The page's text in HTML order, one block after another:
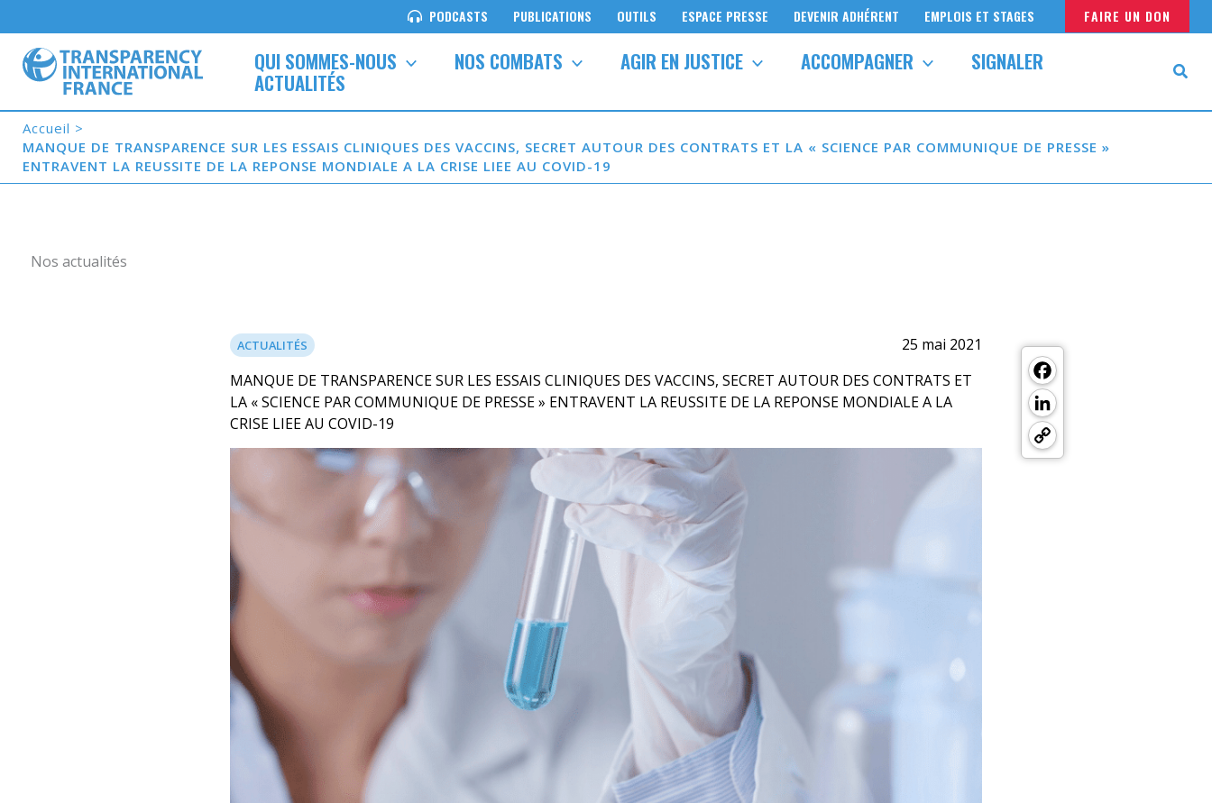
au
contenu
PODCASTS PUBLICATIONS OUTILS ESPACE PRESSE DEVENIR ADHÉRENT EMPLOIS ET STAGES FAIRE UN DON
QUI SOMMES-NOUS NOS COMBATS AGIR EN JUSTICE ACCOMPAGNER SIGNALER
ACTUALITÉS
Accueil
MANQUE DE TRANSPARENCE SUR LES ESSAIS CLINIQUES DES VACCINS, SECRET AUTOUR DES CONTRATS ET LA « SCIENCE PAR COMMUNIQUE DE PRESSE »
ENTRAVENT LA REUSSITE DE LA REPONSE MONDIALE A LA CRISE LIEE AU COVID-19
Nos actualités
ACTUALITÉS
25 mai 2021
MANQUE DE TRANSPARENCE SUR LES ESSAIS CLINIQUES DES VACCINS, SECRET AUTOUR DES CONTRATS ET
LA « SCIENCE PAR COMMUNIQUE DE PRESSE » ENTRAVENT LA REUSSITE DE LA REPONSE MONDIALE A LA
CRISE LIEE AU COVID-19
Link